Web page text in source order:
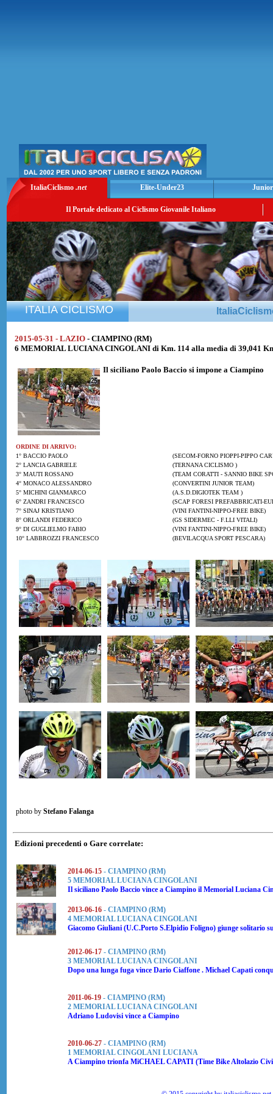
ItaliaCiclismo .net Elite-Under23
Il Portale dedicato al Ciclismo Giovanile Italiano
ITALIA CICLISMO
2015-05-31 - LAZIO - CIAMPINO (RM)
6 MEMORIAL LUCIANA CINGOLANI di Km. 114 alla media di 39,041
Il siciliano Paolo Baccio si impone a Ciampino
ORDINE DI ARRIVO:
1° BACCIO PAOLO
(SECOM-FORNO PIOPPI-PIPPO
2° LANCIA GABRIELE
(TERNANA CICLISMO )
3° MAUTI ROSSANO
(TEAM CORATTI - SANNIO BIKE
4° MONACO ALESSANDRO
(CONVERTINI JUNIOR TEAM)
5° MICHINI GIANMARCO
(A.S.D.DIGIOTEK TEAM )
6° ZANDRI FRANCESCO
(SCAP FORESI PREFABBRICATI-
7° SINAJ KRISTIANO
(VINI FANTINI-NIPPO-FREE BIKE)
8° ORLANDI FEDERICO
(GS SIDERMEC - F.LLI VITALI)
9° DI GUGLIELMO FABIO
(VINI FANTINI-NIPPO-FREE BIKE)
10° LABBROZZI FRANCESCO
(BEVILACQUA SPORT PESCARA)
photo by Stefano Falanga
Edizioni precedenti o Gare correlate:
2014-06-15 - CIAMPINO (RM)
5 MEMORIAL LUCIANA CINGOLANI
Il siciliano Paolo Baccio vince a Ciampino il Memorial Luciana
2013-06-16 - CIAMPINO (RM)
4 MEMORIAL LUCIANA CINGOLANI
Giacomo Giuliani (U.C.Porto S.Elpidio Foligno) giunge solitario
2012-06-17 - CIAMPINO (RM)
3 MEMORIAL LUCIANA CINGOLANI
Dopo una lunga fuga vince Dario Ciaffone . Michael Capati
2011-06-19 - CIAMPINO (RM)
2 MEMORIAL LUCIANA CINGOLANI
Adriano Ludovisi vince a Ciampino
2010-06-27 - CIAMPINO (RM)
1 MEMORIAL CINGOLANI LUCIANA
A Ciampino trionfa MiCHAEL CAPATI (Time Bike Altolazio